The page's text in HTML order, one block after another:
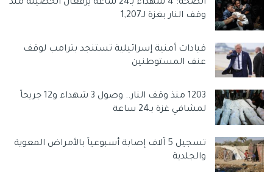
وسوم: الكنيست الإسرائيلي بنيامين نتنياهو
الصحة: 4 شهداء بـ24 ساعة يرفعان الحصيلة منذ
وقف النار بغزة لـ1,207
قيادات أمنية إسرائيلية تستنجد بترامب لوقف
عنف المستوطنين
1203 منذ وقف النار.. وصول 3 شهداء و12 جريحاً
لمشافي غزة بـ24 ساعة
تسجيل 5 آلاف إصابة أسبوعياً بالأمراض المعوية
والجلدية